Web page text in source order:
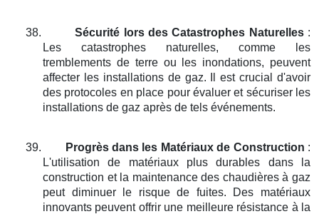
38. Sécurité lors des Catastrophes Naturelles:
Les catastrophes naturelles, comme les
tremblements de terre ou les inondations, peuvent
affecter les installations de gaz. Il est crucial d'avoir
des protocoles en place pour évaluer et sécuriser les
installations de gaz après de tels événements.
39. Progrès dans les Matériaux de Construction :
L'utilisation de matériaux plus durables dans la
construction et la maintenance des chaudières à gaz
peut diminuer le risque de fuites. Des matériaux
innovants peuvent offrir une meilleure résistance à la